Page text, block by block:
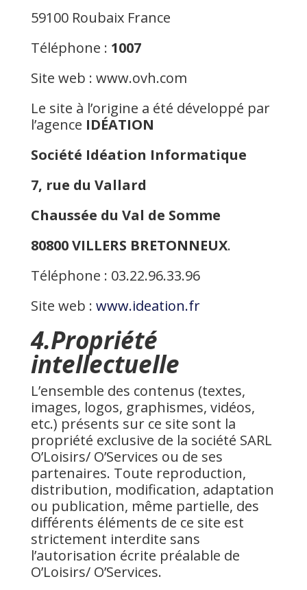
59100 Roubaix France
Téléphone : 1007
Site web : www.ovh.com
Le site à l’origine a été développé par
l’agence IDÉATION
Société Idéation Informatique
7, rue du Vallard
Chaussée du Val de Somme
80800 VILLERS BRETONNEUX.
Téléphone : 03.22.96.33.96
Site web : www.ideation.fr
4.Propriété
intellectuelle
L’ensemble des contenus (textes,
images, logos, graphismes, vidéos,
etc.) présents sur ce site sont la
propriété exclusive de la société SARL
O’Loisirs/ O’Services ou de ses
partenaires. Toute reproduction,
distribution, modification, adaptation
ou publication, même partielle, des
différents éléments de ce site est
strictement interdite sans
l’autorisation écrite préalable de
O’Loisirs/ O’Services.